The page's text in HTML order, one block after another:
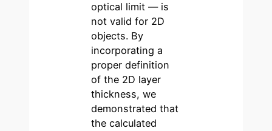
optical limit — is
not valid for 2D
objects. By
incorporating a
proper definition
of the 2D layer
thickness, we
demonstrated that
the calculated